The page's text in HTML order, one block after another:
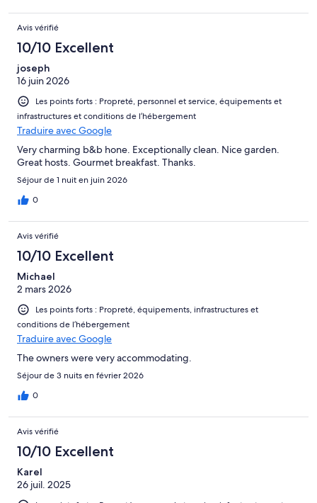
Avis vérifié
10/10 Excellent
joseph
16 juin 2026
Les points forts : Propreté, personnel et service, équipements et
infrastructures et conditions de l’hébergement
Traduire avec Google
Very charming b&b hone. Exceptionally clean. Nice garden.
Great hosts. Gourmet breakfast. Thanks.
Séjour de 1 nuit en juin 2026
0
Avis vérifié
10/10 Excellent
Michael
2 mars 2026
Les points forts : Propreté, équipements, infrastructures et
conditions de l’hébergement
Traduire avec Google
The owners were very accommodating.
Séjour de 3 nuits en février 2026
0
Avis vérifié
10/10 Excellent
Karel
26 juil. 2025